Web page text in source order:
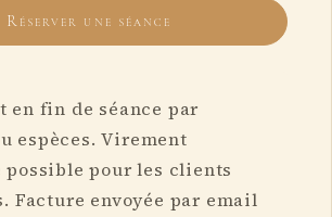
Réserver une séance
en fin de séance par
espèces. Virement
possible pour les clients
Facture envoyée par email